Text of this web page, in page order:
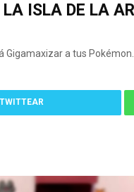
ISLA DE LA
a tus
TWITTEAR